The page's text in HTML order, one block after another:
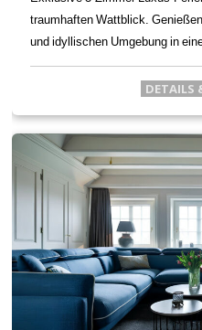
traumhaften Wattblick.
und idyllischen Umgebung in
DETAILS